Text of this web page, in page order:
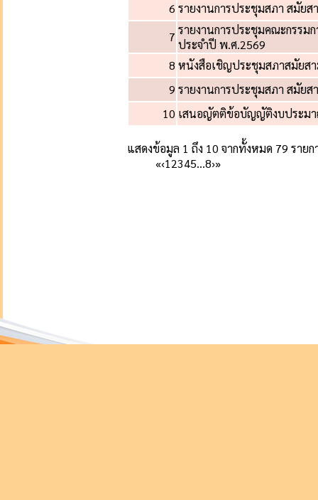
6 รายงานการประชุมสภา สมัย
7 รายงานการประชุมคณะกรร
ประจำปี พ.ศ.2569
8 หนังสือเชิญประชุมสภาสมัยส
9 รายงานการประชุมสภา สมัย
10 เสนอญัตติข้อบัญญัติงบประมา
แสดงข้อมูล 1 ถึง 10 จากทั้งหมด 79 รายก
«‹12345…8›»